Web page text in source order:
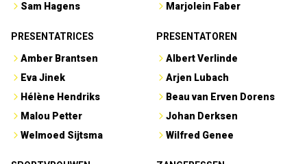
Sam Hagens
Marjolein Faber
PRESENTATRICES
Amber Brantsen
Eva Jinek
Hélène Hendriks
Malou Petter
Welmoed Sijtsma
PRESENTATOREN
Albert Verlinde
Arjen Lubach
Beau van Erven Dorens
Johan Derksen
Wilfred Genee